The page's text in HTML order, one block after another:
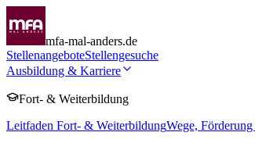
mfa-mal-anders.de
StellenangeboteStellengesuche
Ausbildung & Karriere
Fort- & Weiterbildung
Leitfaden Fort- & WeiterbildungWege,